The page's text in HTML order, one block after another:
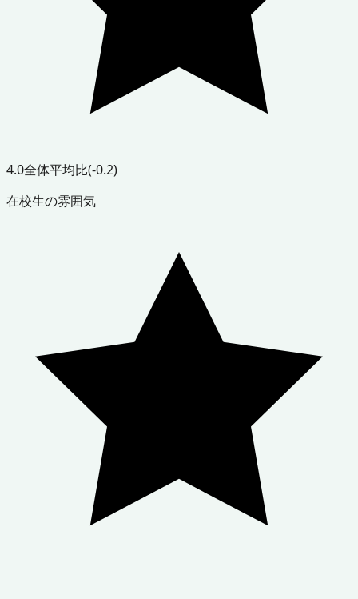
4.0全体平均比(-0.2)
在校生の雰囲気